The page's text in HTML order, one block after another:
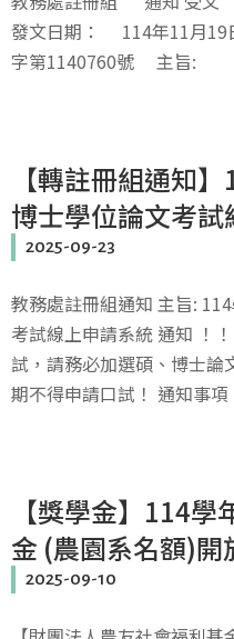
發文日期： 114年11月
字第1140760號 主旨:
【轉註冊組通知
博士學位論文考
2025-09-23
教務處註冊組通知 主旨:
考試線上申請系統 通知 ！
試，請務必加選碩、博士論
期不得申請口試！ 通知事
【獎學金】114
金 (農園系名額)開
2025-09-10